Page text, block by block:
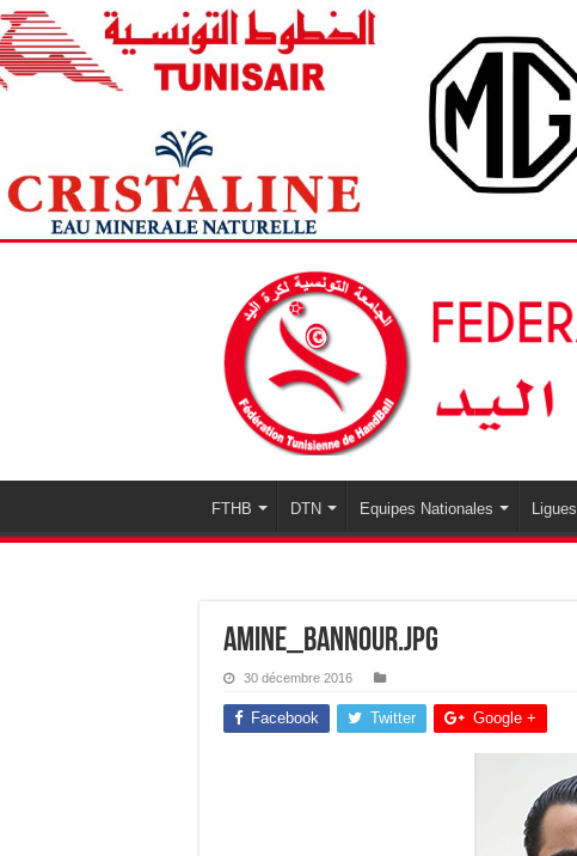
FTHB DTN Equipes Nationales Ligues
amine_bannour.jpg
30 décembre 2016
Facebook Twitter Google +